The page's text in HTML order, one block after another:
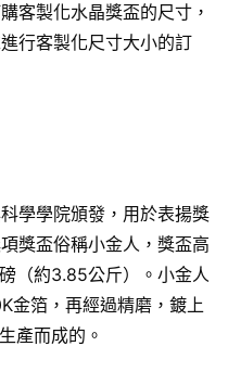
客製化水晶獎盃的尺寸，
行客製化尺寸大小的訂
學學院頒發，用於表揚獎
獎盃俗稱小金人，獎盃高
（約3.85公斤）。小金人
金箔，再經過精磨，鍍上
產而成的。